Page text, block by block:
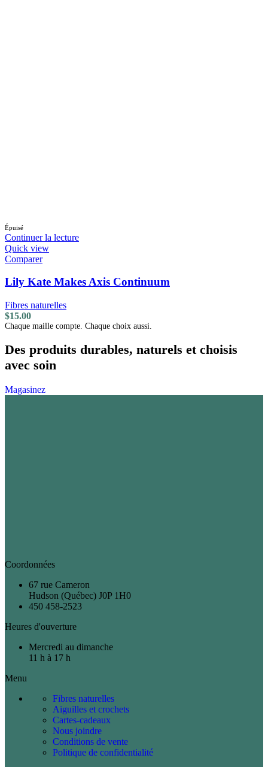
Épuisé
Continuer la lecture
Quick view
Comparer
Lily Kate Makes Axis Continuum
Fibres naturelles
$15.00
Chaque maille compte. Chaque choix aussi.
Des produits durables, naturels et choisis
avec soin
Magasinez
Coordonnées
67 rue Cameron
Hudson (Québec) J0P 1H0
450 458-2523
Heures d'ouverture
Mercredi au dimanche
11 h à 17 h
Menu
Fibres naturelles
Aiguilles et crochets
Cartes-cadeaux
Nous joindre
Conditions de vente
Politique de confidentialité